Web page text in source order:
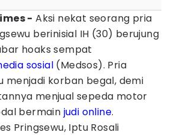
- Aksi nekat seorang pria
berinisial IH (30) berujung
hoaks sempat
sosial (Medsos). Pria
menjadi korban begal, demi
menjual sepeda motor
bermain judi online.
Pringsewu, Iptu Rosali